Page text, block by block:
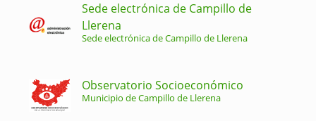
Sede electrónica de Campillo de
Llerena
Sede electrónica de Campillo de Llerena
Observatorio Socioeconómico
Municipio de Campillo de Llerena